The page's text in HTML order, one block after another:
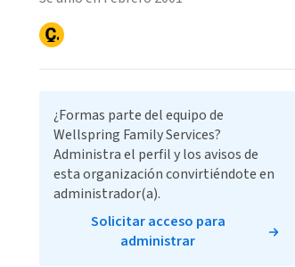
¿Formas parte del equipo de
Wellspring Family Services?
Administra el perfil y los avisos de
esta organización convirtiéndote en
administrador(a).
Solicitar acceso para
administrar